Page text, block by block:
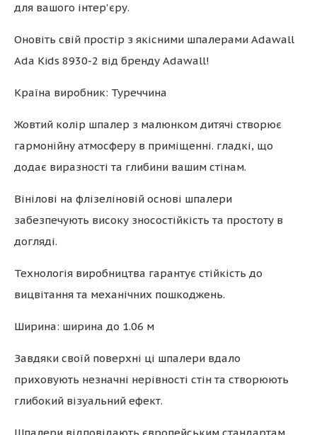
для вашого інтер'єру.
Оновіть свій простір з якісними шпалерами Adawall
Ada Kids 8930-2 від бренду Adawall!
Країна виробник: Туреччина
Жовтий колір шпалер з малюнком дитячі створює
гармонійну атмосферу в приміщенні. гладкі, що
додає виразності та глибини вашим стінам.
Вінілові на флізеліновій основі шпалери
забезпечують високу зносостійкість та простоту в
догляді.
Технологія виробництва гарантує стійкість до
вицвітання та механічних пошкоджень.
Ширина: ширина до 1.06 м
Завдяки своїй поверхні ці шпалери вдало
приховують незначні нерівності стін та створюють
глибокий візуальний ефект.